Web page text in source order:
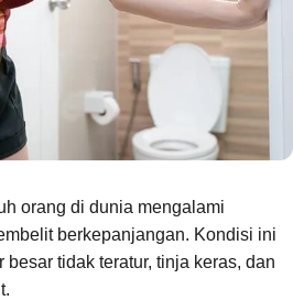
orang di dunia mengalami
berkepanjangan. Kondisi ini
tidak teratur, tinja keras, dan